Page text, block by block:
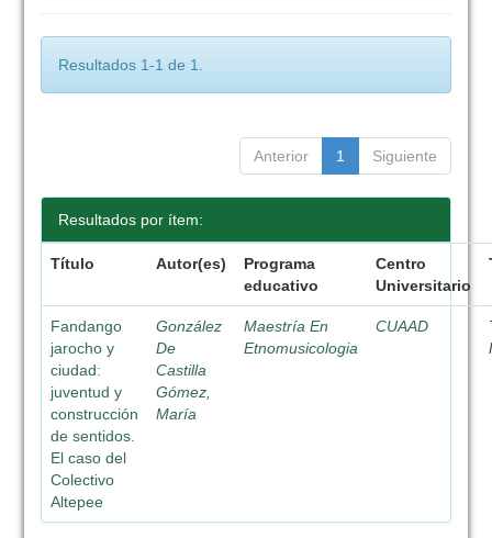
Resultados 1-1 de 1.
Anterior 1 Siguiente
Resultados por ítem:
Título Autor(es)
Programa
educativo
Centro
Universitario
Fandango
jarocho y
ciudad:
juventud y
construcción
de sentidos.
El caso del
Colectivo
Altepee
González
De
Castilla
Gómez,
María
Maestría En
Etnomusicologia
CUAAD